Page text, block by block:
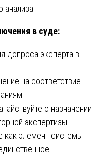
анализа
в суде:
допроса эксперта в
на соответствие
о назначении
экспертизы
как элемент системы